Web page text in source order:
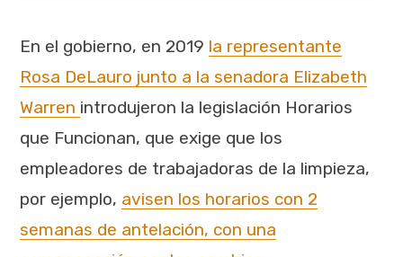
En el gobierno, en 2019 la representante
Rosa DeLauro junto a la senadora Elizabeth
Warren introdujeron la legislación Horarios
que Funcionan, que exige que los
empleadores de trabajadoras de la limpieza,
por ejemplo, avisen los horarios con 2
semanas de antelación, con una